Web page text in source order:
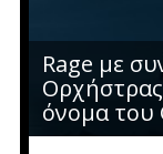
Rage με
όνομα του